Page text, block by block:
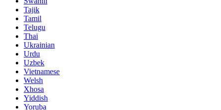
Tajik
Tamil
Telugu
Thai
Ukrainian
Urdu
Uzbek
Vietnamese
Welsh
Xhosa
Yiddish
Yoruba